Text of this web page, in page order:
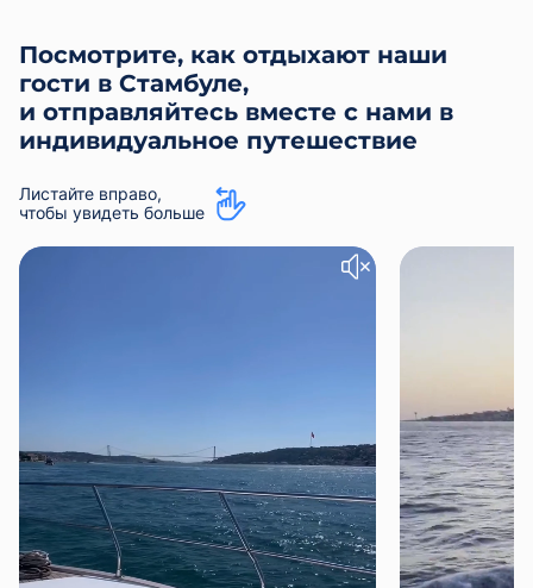
Посмотрите, как отдыхают наши
гости в Стамбуле,
и отправляйтесь вместе с нами в
индивидуальное путешествие
Листайте вправо,
чтобы увидеть больше